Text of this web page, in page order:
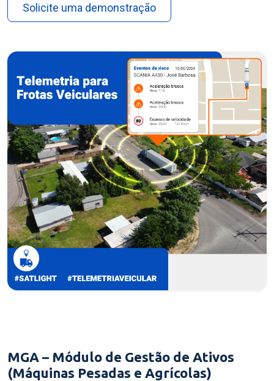
Solicite uma demonstração
MGA – Módulo de Gestão de Ativos
(Máquinas Pesadas e Agrícolas)